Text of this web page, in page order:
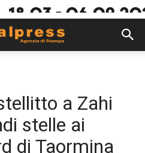
a Zahi
stelle ai
di Taormina